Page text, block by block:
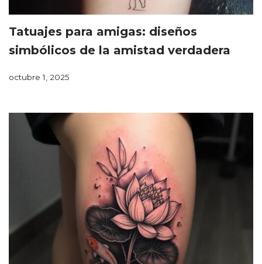
Tatuajes para amigas: diseños
simbólicos de la amistad verdadera
octubre 1, 2025